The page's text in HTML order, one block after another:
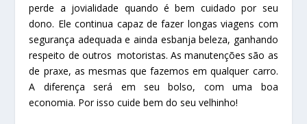
perde a jovialidade quando é bem cuidado por seu
dono. Ele continua capaz de fazer longas viagens com
segurança adequada e ainda esbanja beleza, ganhando
respeito de outros motoristas. As manutenções são as
de praxe, as mesmas que fazemos em qualquer carro.
A diferença será em seu bolso, com uma boa
economia. Por isso cuide bem do seu velhinho!